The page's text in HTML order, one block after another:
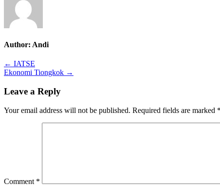
Author: Andi
Post
navigation
← IATSE
Ekonomi Tiongkok →
Leave a Reply
Your email address will not be published. Required fields are marked *
Comment *